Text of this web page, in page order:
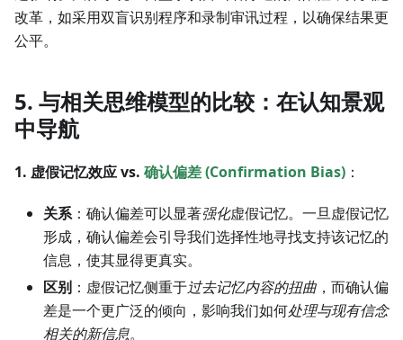
改革，如采用双盲识别程序和录制审讯过程，以确保结果更
公平。
5. 与相关思维模型的比较：在认知景观
中导航
1. 虚假记忆效应 vs. 确认偏差 (Confirmation Bias) ：
关系：确认偏差可以显著强化虚假记忆。一旦虚假记忆
形成，确认偏差会引导我们选择性地寻找支持该记忆的
信息，使其显得更真实。
区别 ：虚假记忆侧重于过去记忆内容的扭曲 ，而确认偏
差是一个更广泛的倾向，影响我们如何处理与现有信念
相关的新信息。